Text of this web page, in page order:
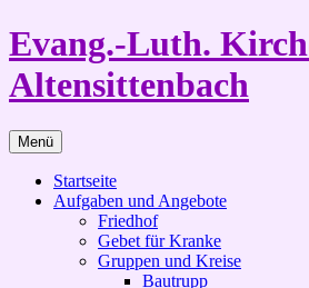
Zum
Inhalt
springen
Evang.-Luth.
Altensittenbach
Menü
Startseite
Aufgaben und Angebote
Friedhof
Gebet für Kranke
Gruppen und Kreise
Bautrupp